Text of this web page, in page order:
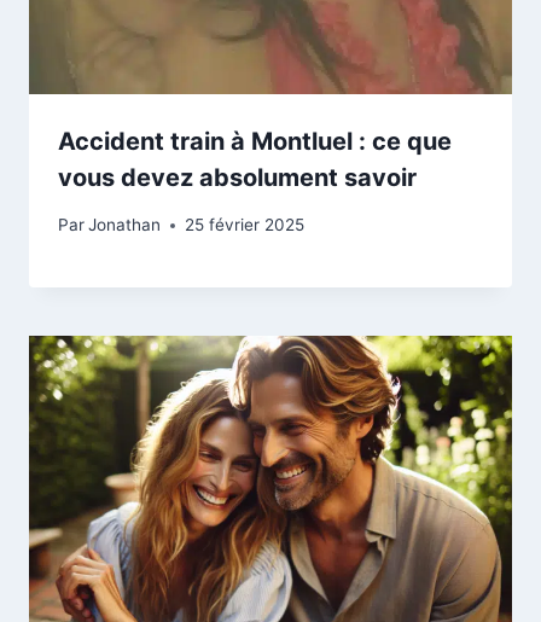
Accident train à Montluel : ce que
vous devez absolument savoir
ParJonathan 25 février 2025